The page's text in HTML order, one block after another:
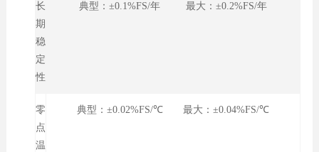
长
期
稳
定
性
典型：±0.1%FS/年 最大：±0.2%FS/年
零
点
温
典型：±0.02%FS/℃ 最大：±0.04%FS/℃